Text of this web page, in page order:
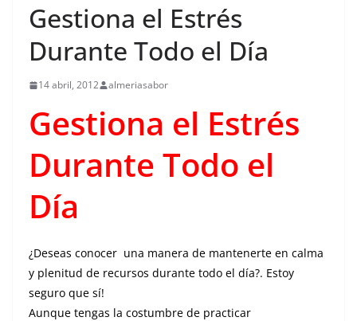
Gestiona el Estrés
Durante Todo el Día
14 abril, 2012 almeriasabor
Gestiona el Estrés
Durante Todo el
Día
¿Deseas conocer una manera de mantenerte en calma
y plenitud de recursos durante todo el día?. Estoy
seguro que sí!
Aunque tengas la costumbre de practicar